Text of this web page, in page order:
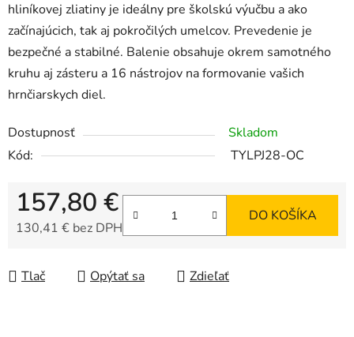
hliníkovej zliatiny je ideálny pre školskú výučbu a ako
začínajúcich, tak aj pokročilých umelcov. Prevedenie je
bezpečné a stabilné. Balenie obsahuje okrem samotného
kruhu aj zásteru a 16 nástrojov na formovanie vašich
hrnčiarskych diel.
Dostupnosť
Skladom
Kód:
TYLPJ28-OC
157,80 €
130,41 € bez DPH
DO KOŠÍKA
Tlač Opýtať sa Zdieľať